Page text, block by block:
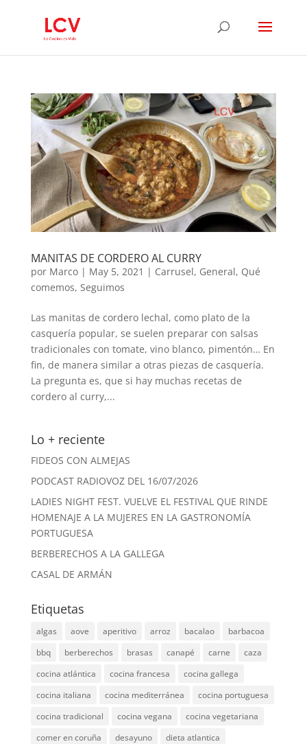
MANITAS DE CORDERO AL CURRY
por Marco| May 5, 2021 | Carrusel, General, Qué
comemos, Seguimos
Las manitas de cordero lechal, como plato de la
casquería popular, se suelen preparar con salsas
tradicionales con tomate, vino blanco, pimentón… En
fin, de manera similar a otras piezas de casquería.
La pregunta es, que si hay muchas recetas de
cordero al curry,...
Lo + reciente
FIDEOS CON ALMEJAS
PODCAST RADIOVOZ DEL 16/07/2026
LADIES NIGHT FEST. VUELVE EL FESTIVAL QUE RINDE
HOMENAJE A LA MUJERES EN LA GASTRONOMÍA
PORTUGUESA
BERBERECHOS A LA GALLEGA
CASAL DE ARMÁN
Etiquetas
algas aove aperitivo arroz bacalao
barbacoa
bbq
berberechos brasas canapé carne
caza
cocina atlántica
cocina francesa
cocina gallega
cocina italiana
cocina mediterránea
cocina portuguesa
cocina tradicional
cocina vegana
cocina vegetariana
comer en coruña
desayuno
dieta atlantica